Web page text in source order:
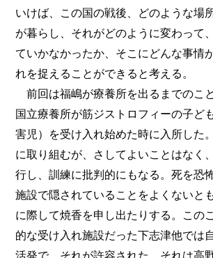
いけば、この国の戦後、どのような場
が暮らし、それがどのように変わって
ていかなかったか、そこにどんな事情
れを捉えることができると考える。
前回は福嶋が療養所を出るまでのこ
国立療養所が筋ジストロフィーの子ど
害児）を受け入れ始めた時に入所した
に取り組むが、さしてよいことはなく
行し、訓練に批判的にもなる。死を恐
施設で隠されていることをよくないと
に際して焼香を申し出たりする。この
的な受け入れ施設だった下志津他では
活発で、それが許容された。それは高